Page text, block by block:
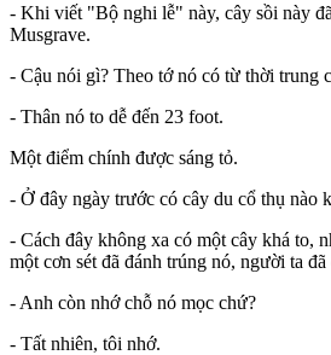
- Khi viết "Bộ nghi lễ" này, cây sồi này
Musgrave.
- Cậu nói gì? Theo tớ nó có từ thời trung
- Thân nó to dễ đến 23 foot.
Một điểm chính được sáng tỏ.
- Ở đây ngày trước có cây du cổ thụ nào
- Cách đây không xa có một cây khá to,
một cơn sét đã đánh trúng nó, người ta
- Anh còn nhớ chỗ nó mọc chứ?
- Tất nhiên, tôi nhớ.